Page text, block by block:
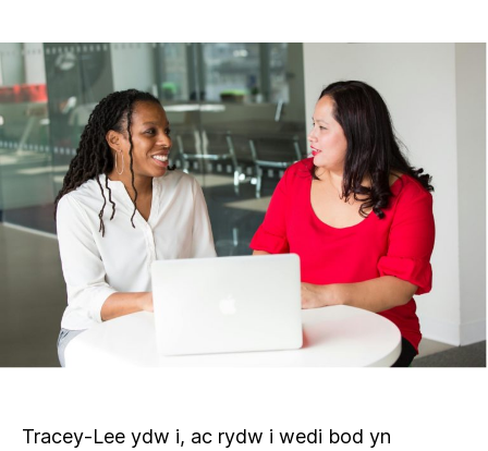
Tracey-Lee ydw i, ac rydw i wedi bod yn